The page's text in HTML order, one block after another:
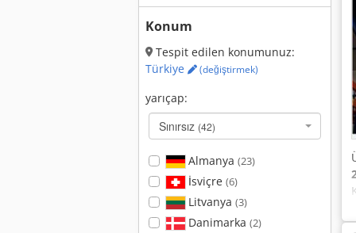
Konum
Tespit edilen konumunuz:
Türkiye
(değiştirmek)
yarıçap:
Sınırsız (42)
Almanya (23)
İsviçre (6)
Litvanya (3)
Danimarka (2)